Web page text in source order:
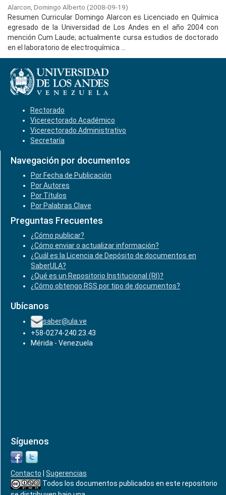
Alarcon, Domingo Alberto (2008-09-19)
Resumen Curricular Domingo Alarcon es Licenciado en Química
egresado de la Universidad de Los Andes en el año 2004 con
mención Cum Laude; actualmente cursa estudios de doctorado
en el laboratorio de electroquímica ...
Rectorado
Vicerectorado Académico
Vicerectorado Administrativo
Secretaría
Navegación por documentos
Por Fecha de Publicación
Por Autores
Por Títulos
Por Palabras Clave
Preguntas Frecuentes
¿Cómo publicar?
¿Cómo enviar o actualizar información?
¿Cuál es la Licencia de Depósito de documentos en
SaberULA?
¿Qué es un Repositorio Institucional (RI)?
¿Cómo obtengo RSS por tipo de documentos?
Ubícanos
saber@ula.ve
+58-0274-240.23.43
Mérida - Venezuela
Síguenos
Contacto
Sugerencias
Todos los documentos publicados en este repositorio